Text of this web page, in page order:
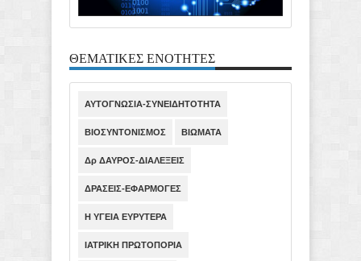
ΘΕΜΑΤΙΚΕΣ ΕΝΟΤΗΤΕΣ
ΑΥΤΟΓΝΩΣΙΑ-ΣΥΝΕΙΔΗΤΟΤΗΤΑ
ΒΙΟΣΥΝΤΟΝΙΣΜΟΣ ΒΙΩΜΑΤΑ
Δρ ΔΑΥΡΟΣ-ΔΙΑΛΕΞΕΙΣ
ΔΡΑΣΕΙΣ-ΕΦΑΡΜΟΓΕΣ
Η ΥΓΕΙΑ ΕΥΡΥΤΕΡΑ
ΙΑΤΡΙΚΗ ΠΡΩΤΟΠΟΡΙΑ